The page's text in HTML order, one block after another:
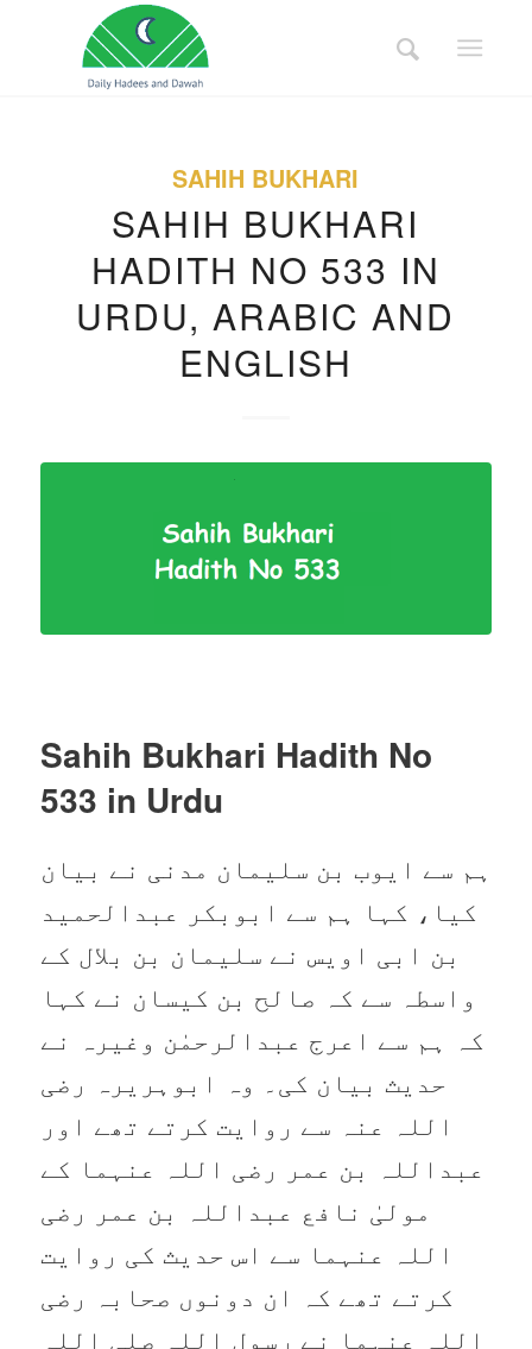
SAHIH BUKHARI
SAHIH BUKHARI
HADITH NO 533 IN
URDU, ARABIC AND
ENGLISH
Sahih Bukhari Hadith No
533 in Urdu
ہم سے ایوب بن سلیمان مدنی نے بیان
کیا، کہا ہم سے ابوبکر عبدالحمید
بن ابی اویس نے سلیمان بن بلال کے
واسطہ سے کہ صالح بن کیسان نے کہا
کہ ہم سے اعرج عبدالرحمٰن وغیرہ نے
حدیث بیان کی۔ وہ ابوہریرہ رضی
اللہ عنہ سے روایت کرتے تھے اور
عبداللہ بن عمر رضی اللہ عنہما کے
مولیٰ نافع عبداللہ بن عمر رضی
اللہ عنہما سے اس حدیث کی روایت
کرتے تھے کہ ان دونوں صحابہ رضی
اللہ عنہما نے رسول اللہ صلی اللہ